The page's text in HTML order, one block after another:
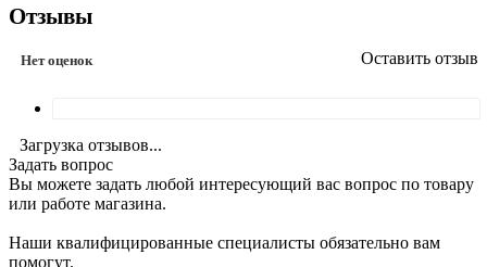
Отзывы
Нет оценок Оставить отзыв
Загрузка отзывов...
Задать вопрос
Вы можете задать любой интересующий вас вопрос по товару
или работе магазина.
Наши квалифицированные специалисты обязательно вам
помогут.